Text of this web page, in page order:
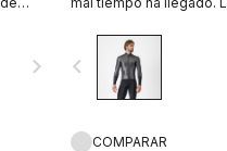
navigate_next
hasta el momento.
navigate_before
COMPARAR